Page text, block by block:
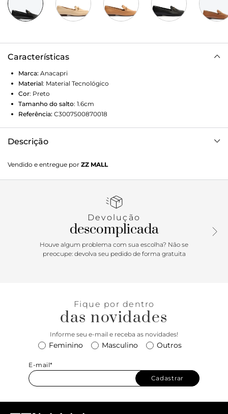
Características
Marca: Anacapri
Material: Material Tecnológico
Cor: Preto
Tamanho do salto: 1.6cm
Referência: C3007500870018
Descrição
verniz, possui aplicação de aviamento na gáspea.
não abre mão, e quem ainda não aderiu não sabe o que tá
levanta qualquer look. Dê um up nas composições
despojadas do dia a dia ou enriqueça ainda mais as
produções mais estruturadas com esse sapato impecável e
cheio de estilo!
Vendido e entregue por ZZ MALL
Devolução
descomplicada
Houve algum problema com sua escolha? Não se
preocupe: devolva seu pedido de forma gratuita
Fique por dentro
das novidades
Informe seu e-mail e receba as novidades!
Feminino Masculino Outros
E-mail*
Cadastrar